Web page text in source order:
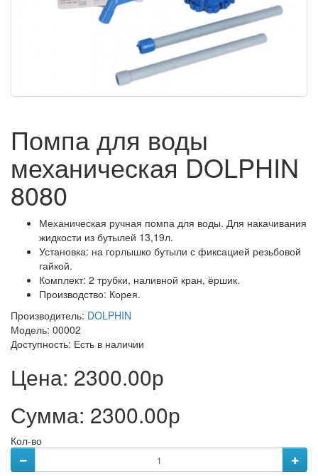
Помпа для воды
механическая DOLPHIN
8080
Механическая ручная помпа для воды. Для накачивания
жидкости из бутылей 13,19л.
Установка: на горлышко бутыли с фиксацией резьбовой
гайкой.
Комплект: 2 трубки, наливной кран, ёршик.
Производство: Корея.
Производитель: DOLPHIN
Модель: 00002
Доступность: Есть в наличии
Цена: 2300.00р
Сумма: 2300.00р
Кол-во